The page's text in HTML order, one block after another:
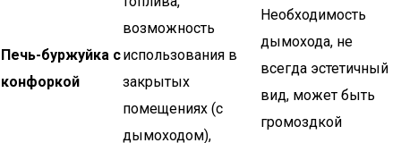
Печь-буржуйка с
конфоркой
возможность
использования в
закрытых
помещениях (с
дымоходом),
Необходимость
дымохода, не
всегда эстетичный
вид, может быть
громоздкой